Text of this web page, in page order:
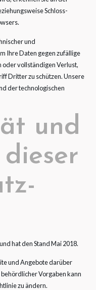
Schloss-
und
Ihre Daten gegen zufällige
vollständigen Verlust,
Dritter zu schützen. Unsere
der technologischen
und
hat den Stand Mai 2018.
und Angebote darüber
Vorgaben kann
zu ändern.